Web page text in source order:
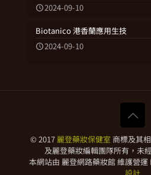
2024-09-10
Biotanico 港香蘭應用生技
2024-09-10
© 2017 麗登藥妝保健室 商標及其
及麗登藥妝編輯團隊所有，未
本網站由 麗登網路藥妝館 維護營運